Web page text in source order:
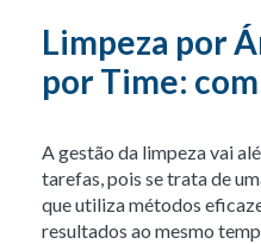
Limpeza por
por Time:
A gestão da limpeza vai
tarefas, pois se trata de
que utiliza métodos
resultados ao mesmo